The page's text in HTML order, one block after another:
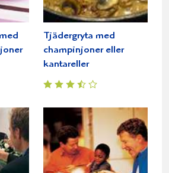
Tjädergryta med
champinjoner eller
kantareller